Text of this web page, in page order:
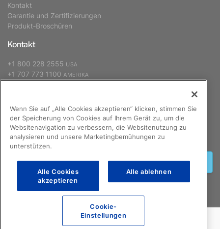
Kontakt
Garantie und Zertifizierungen
Produkt-Broschüren
Kontakt
+1 800 228 2555 USA
+1 707 773 1100 AMERIKA
Anmelden
Anmelden
F.A.Q.
Rechtliche Hinweise zu dieser Internet-Seite
Datenschutzbestimmungen
Sitemap
Wenn Sie auf „Alle Cookies akzeptieren“ klicken, stimmen Sie
der Speicherung von Cookies auf Ihrem Gerät zu, um die
Websitenavigation zu verbessern, die Websitenutzung zu
analysieren und unsere Marketingbemühungen zu
unterstützen.
Alle Cookies
akzeptieren
Alle ablehnen
Cookie-
Einstellungen